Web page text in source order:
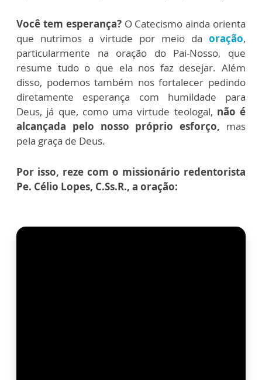
Você tem esperança?O Catecismo ainda orienta
que nutrimos a virtude por meio da oração,
particularmente na oração do Pai-Nosso, que
resume tudo o que ela nos faz desejar. Além
disso, podemos também nos fortalecer pedindo
diretamente esperança com humildade para
Deus, já que, como uma virtude teologal, não é
alcançada pelo nosso próprio esforço, mas
pela graça de Deus.
Por isso, reze com o missionário redentorista
Pe. Célio Lopes, C.Ss.R., a oração: